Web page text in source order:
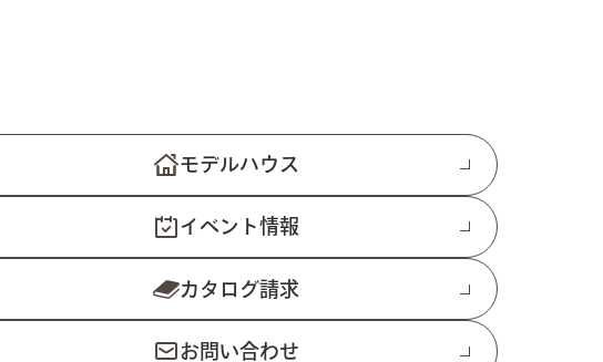
モデルハウス
イベント情報
カタログ請求
お問い合わせ